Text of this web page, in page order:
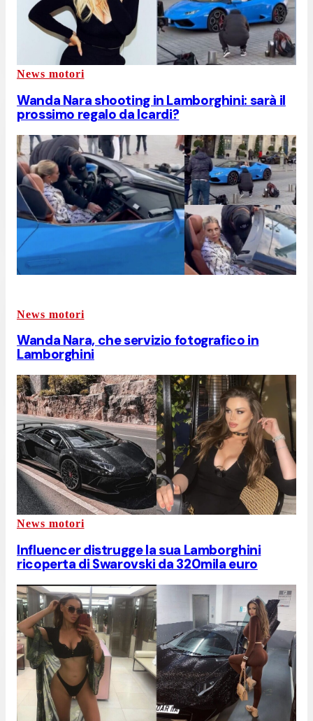
News motori
Wanda Nara shooting in Lamborghini: sarà il
prossimo regalo da Icardi?
News motori
Wanda Nara, che servizio fotografico in
Lamborghini
News motori
Influencer distrugge la sua Lamborghini
ricoperta di Swarovski da 320mila euro